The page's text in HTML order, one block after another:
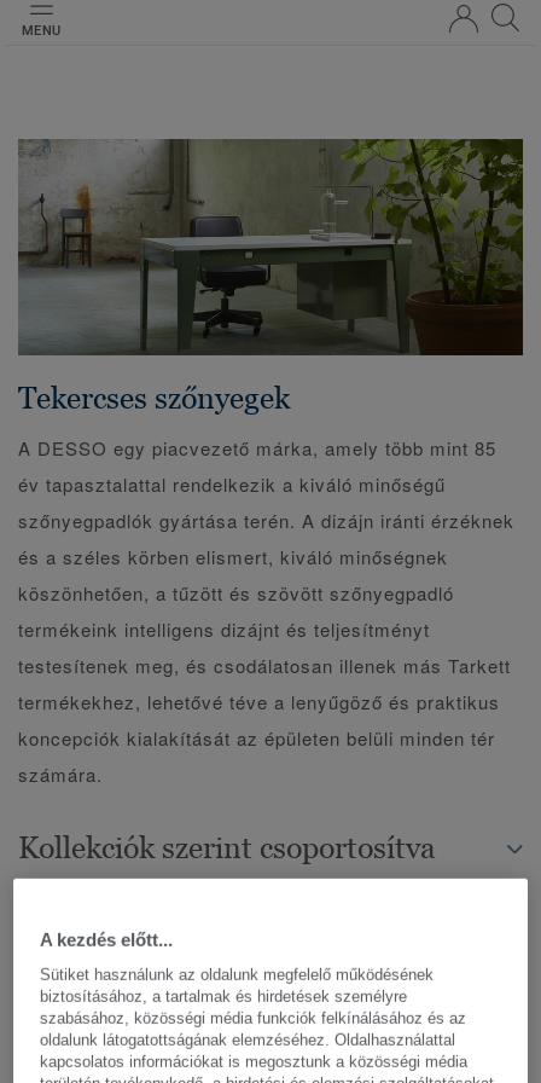
MENU
Tekercses szőnyegek
A DESSO egy piacvezető márka, amely több mint 85
év tapasztalattal rendelkezik a kiváló minőségű
szőnyegpadlók gyártása terén. A dizájn iránti érzéknek
és a széles körben elismert, kiváló minőségnek
köszönhetően, a tűzött és szövött szőnyegpadló
termékeink intelligens dizájnt és teljesítményt
testesítenek meg, és csodálatosan illenek más Tarkett
termékekhez, lehetővé téve a lenyűgöző és praktikus
koncepciók kialakítását az épületen belüli minden tér
számára.
Kollekciók szerint csoportosítva
13 kollekció
A kezdés előtt...
Sütiket használunk az oldalunk megfelelő működésének
biztosításához, a tartalmak és hirdetések személyre
szabásához, közösségi média funkciók felkínálásához és az
oldalunk látogatottságának elemzéséhez. Oldalhasználattal
kapcsolatos információkat is megosztunk a közösségi média